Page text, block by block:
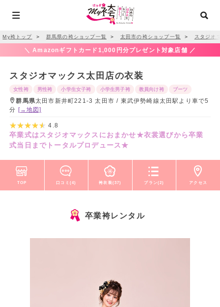
My袴トップ ＞ 群馬県の袴ショップ一覧 ＞ 太田市の袴ショップ一覧 ＞ スタジオ
＼ Amazonギフトカード1,000円分プレゼント対象店舗 ／
スタジオマックス太田店の衣装
女性袴 男性袴 小学生女子袴 小学生男子袴 教員向け袴 ブーツ
群馬県太田市新井町221-3 太田市 / 東武伊勢崎線太田駅より車で5
分 [→地図]
4.8
卒業式はスタジオマックスにおまかせ★衣裳選びから卒業
式当日までトータルプロデュース★
TOP 口コミ(4) 袴衣装(37) プラン(2) アクセス
卒業袴レンタル